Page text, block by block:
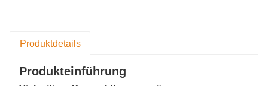
ermöglicht einen einfachen Transport und einen
Produktdetails
Produkteinführung